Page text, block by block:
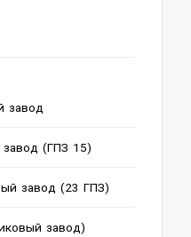
завод
(ГПЗ 15)
завод (23 ГПЗ)
завод)